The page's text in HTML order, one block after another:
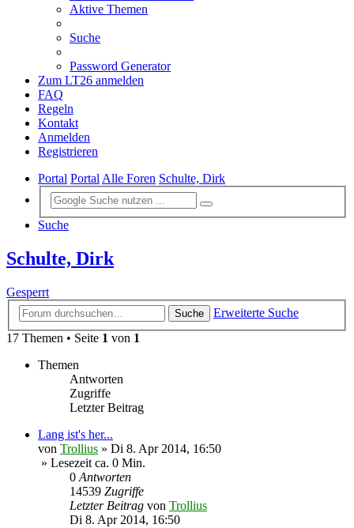
Aktive Themen
Suche
Password Generator
Zum LT26 anmelden
FAQ
Regeln
Kontakt
Anmelden
Registrieren
Portal PortalAlle Foren Schulte, Dirk
Suche
Schulte, Dirk
Gesperrt
Suche
Erweiterte Suche
17 Themen • Seite 1 von 1
Themen
Antworten
Zugriffe
Letzter Beitrag
Lang ist's her...
von Trollius » Di 8. Apr 2014, 16:50
» Lesezeit ca. 0 Min.
0Antworten
14539 Zugriffe
Letzter Beitrag von Trollius
Di 8. Apr 2014, 16:50